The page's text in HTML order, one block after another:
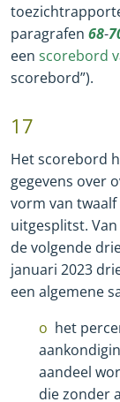
paragrafen 68-
een scorebord
scorebord”).
17
Het scorebord
gegevens over
vorm van
uitgesplitst.
de volgende
januari 2023
een algemene
het
aandeel
die zonder